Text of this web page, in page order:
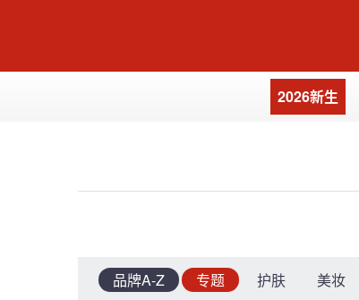
2026新生
品牌A-Z 专题 护肤 美妆